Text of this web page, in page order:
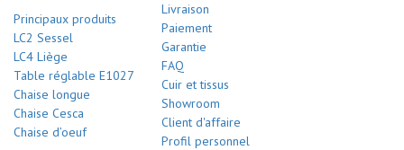
Principaux produits
LC2 Sessel
LC4 Liège
Table réglable E1027
Chaise longue
Chaise Cesca
Chaise d’oeuf
Livraison
Paiement
Garantie
FAQ
Cuir et tissus
Showroom
Client d'affaire
Profil personnel